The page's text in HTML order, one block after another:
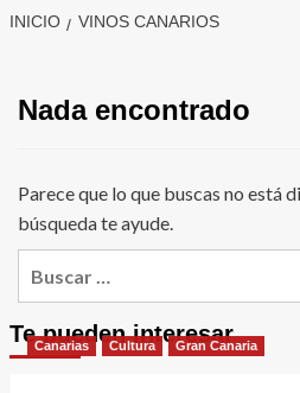
INICIO VINOS CANARIOS
Nada encontrado
Parece que lo que buscas no está
búsqueda te ayude.
Te pueden interesar
Canarias Cultura Gran Canaria